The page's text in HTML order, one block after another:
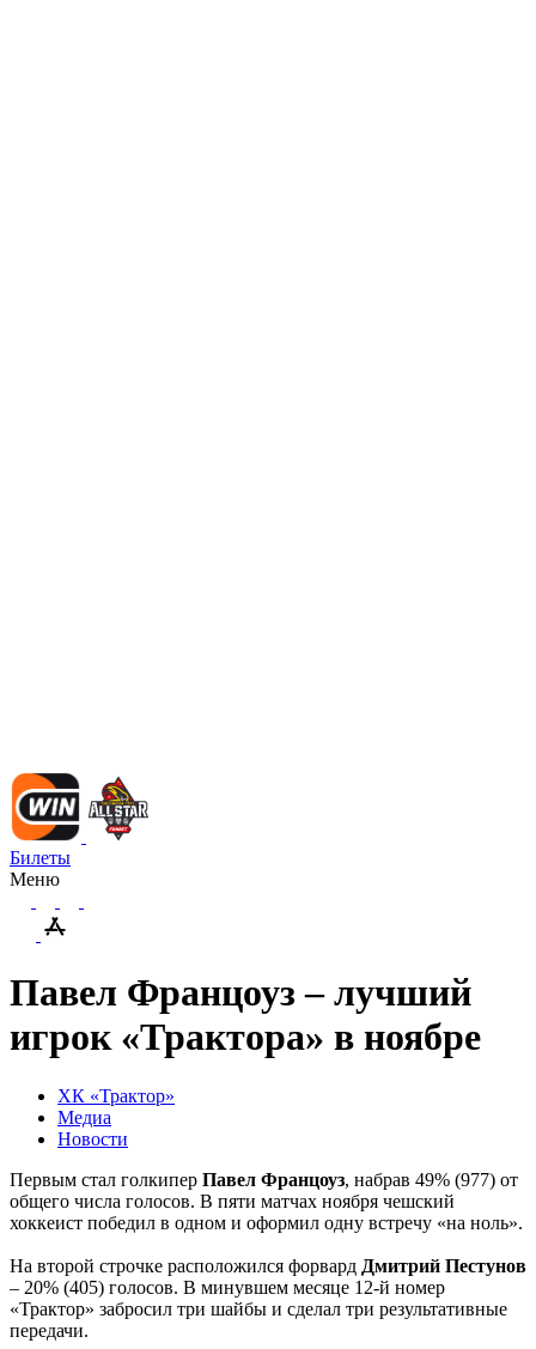
Билеты
Меню
Павел Францоуз – лучший
игрок «Трактора» в ноябре
ХК «Трактор»
Медиа
Новости
Первым стал голкипер Павел Францоуз, набрав 49% (977) от
общего числа голосов. В пяти матчах ноября чешский
хоккеист победил в одном и оформил одну встречу «на ноль».
На второй строчке расположился форвард Дмитрий Пестунов
– 20% (405) голосов. В минувшем месяце 12-й номер
«Трактор» забросил три шайбы и сделал три результативные
передачи.